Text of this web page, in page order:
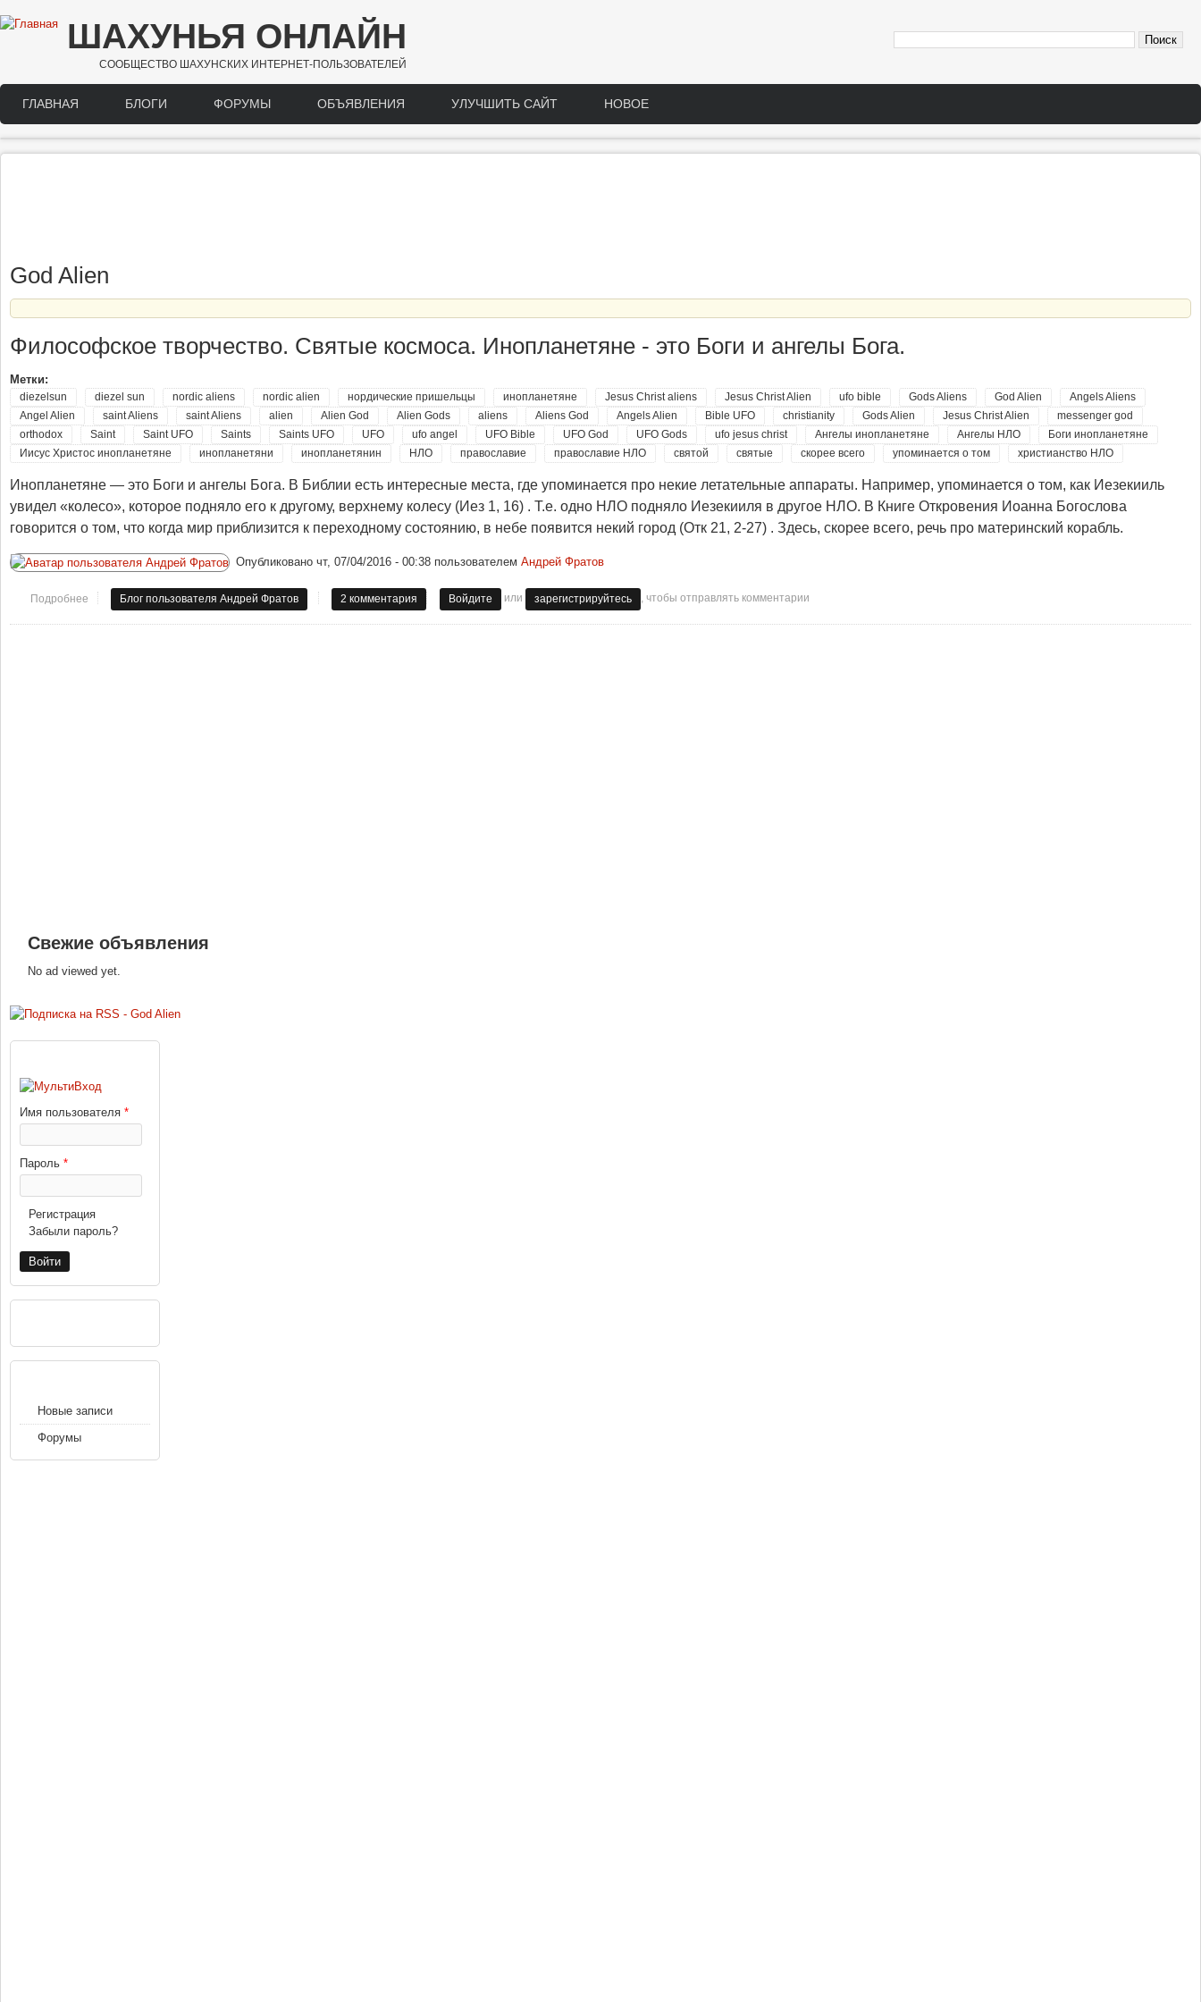
Перейти к основному содержанию
ШАХУНЬЯ ОНЛАЙН
СООБЩЕСТВО ШАХУНСКИХ ИНТЕРНЕТ-ПОЛЬЗОВАТЕЛЕЙ
Main menu
ГЛАВНАЯ БЛОГИ ФОРУМЫ ОБЪЯВЛЕНИЯ УЛУЧШИТЬ САЙТ НОВОЕ
God Alien
Философское творчество. Святые космоса. Инопланетяне - это Боги и ангелы Бога.
Метки:
diezelsun diezel sun nordic aliens nordic alien нордические пришельцы инопланетяне Jesus Christ aliens Jesus Christ Alien ufo bible Gods Aliens God Alien
Angels Aliens
Angel Alien
saint Aliens saint Aliens alien Alien God Alien Gods aliens Aliens God Angels Alien Bible UFO christianity Gods Alien Jesus Christ Alien
messenger god
orthodox
Saint Saint UFO Saints Saints UFO UFO ufo angel UFO Bible UFO God UFO Gods ufo jesus christ Ангелы инопланетяне Ангелы НЛО
Боги инопланетяне
Иисус Христос инопланетяне
инопланетяни инопланетянин НЛО православие православие НЛО святой святые скорее всего упоминается о том христианство НЛО
Инопланетяне — это Боги и ангелы Бога. В Библии есть интересные места, где упоминается про некие летательные аппараты. Например, упоминается о том, как Иезекииль
увидел «колесо», которое подняло его к другому, верхнему колесу (Иез 1, 16) . Т.е. одно НЛО подняло Иезекииля в другое НЛО. В Книге Откровения Иоанна Богослова
говорится о том, что когда мир приблизится к переходному состоянию, в небе появится некий город (Отк 21, 2-27) . Здесь, скорее всего, речь про материнский корабль.
Опубликовано чт, 07/04/2016 - 00:38пользователем Андрей Фратов
Подробнее о Философское творчество. Святые космоса. Инопланетяне - это Боги и ангелы Бога.
Блог пользователя Андрей Фратов 2 комментария Войдите или зарегистрируйтесь , чтобы отправлять комментарии
Свежие объявления
No ad viewed yet.
Имя пользователя *
Пароль *
Регистрация
Забыли пароль?
Новые записи
Форумы